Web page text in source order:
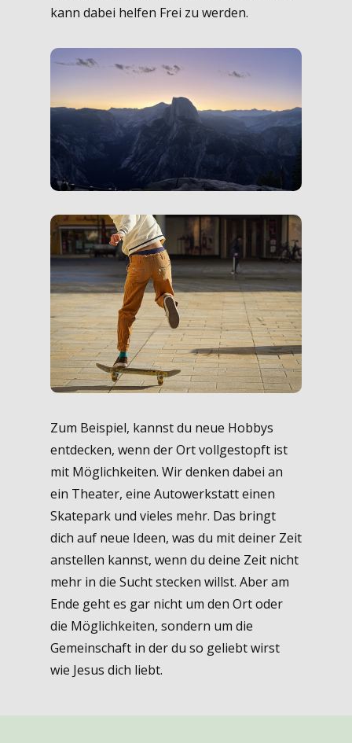
kann dabei helfen Frei zu werden.
Zum Beispiel, kannst du neue Hobbys
entdecken, wenn der Ort vollgestopft ist
mit Möglichkeiten. Wir denken dabei an
ein Theater, eine Autowerkstatt einen
Skatepark und vieles mehr. Das bringt
dich auf neue Ideen, was du mit deiner Zeit
anstellen kannst, wenn du deine Zeit nicht
mehr in die Sucht stecken willst. Aber am
Ende geht es gar nicht um den Ort oder
die Möglichkeiten, sondern um die
Gemeinschaft in der du so geliebt wirst
wie Jesus dich liebt.